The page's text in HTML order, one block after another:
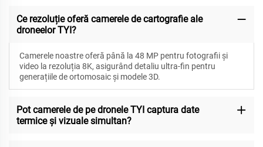
Ce rezoluție oferă camerele de cartografie ale
droneelor TYI?
Camerele noastre oferă până la 48 MP pentru fotografii și
video la rezoluția 8K, asigurând detaliu ultra-fin pentru
generațiile de ortomosaic și modele 3D.
Pot camerele de pe dronele TYI captura date
termice și vizuale simultan?